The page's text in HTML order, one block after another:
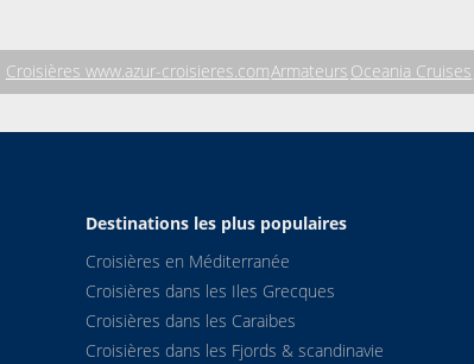
Croisières www.azur-croisieres.comArmateurs Oceania Cruises
Destinations les plus populaires
Croisières en Méditerranée
Croisières dans les Iles Grecques
Croisières dans les Caraibes
Croisières dans les Fjords & scandinavie